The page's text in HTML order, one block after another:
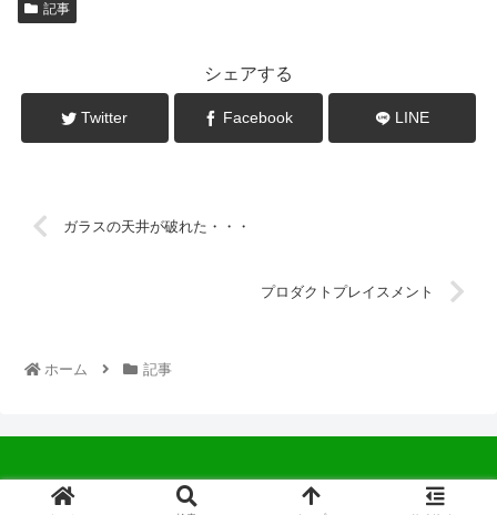
記事
シェアする
Twitter Facebook LINE
ガラスの天井が破れた・・・
プロダクトプレイスメント
ホーム 記事
© 2022 中広会長ブログ.